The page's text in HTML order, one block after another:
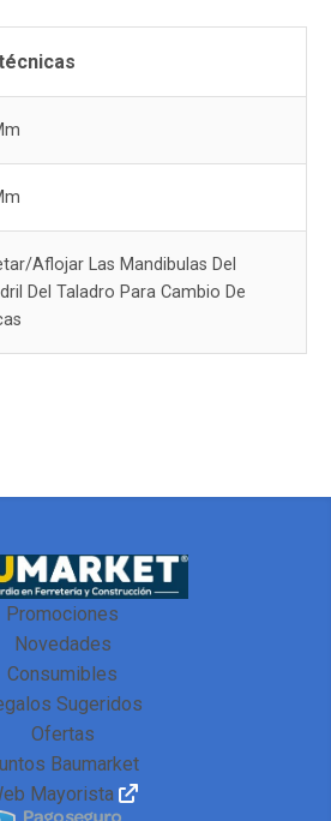
Aflojar Las Mandibulas Del
Del Taladro Para Cambio De
Promociones
Novedades
Consumibles
Sugeridos
Ofertas
Baumarket
Mayorista